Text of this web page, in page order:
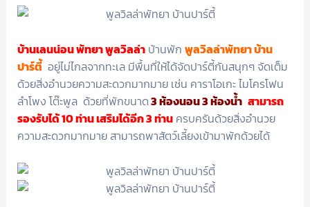
บ้านเลนน่อน พัทยา พูลวิลล่าบ้านพัก พูลวิลล่าพัทยา บ้าน
ปาร์ตี้อยู่ไม่ไกลจากทะเล มีพื้นที่ให้ได้จัดปาร์ตี้กันสนุกๆ จัดเต็ม
ด้วยสิ่งอำนวยความสะดวกมากมาย เช่น คาราโอเกะ ไมโครโฟน
ลำโพง โต๊ะพูล ด้วยที่พักขนาด3 ห้องนอน 3 ห้องน้ำ สามารถ
รองรับได้ 10 ท่าน เสริมได้อีก 3 ท่านครบครันด้วยสิ่งอำนวย
ความสะดวกมากมาย สามารถพาสัตว์เลี้ยงเข้ามาพักด้วยได้